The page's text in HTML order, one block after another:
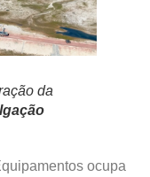
da
ocupa